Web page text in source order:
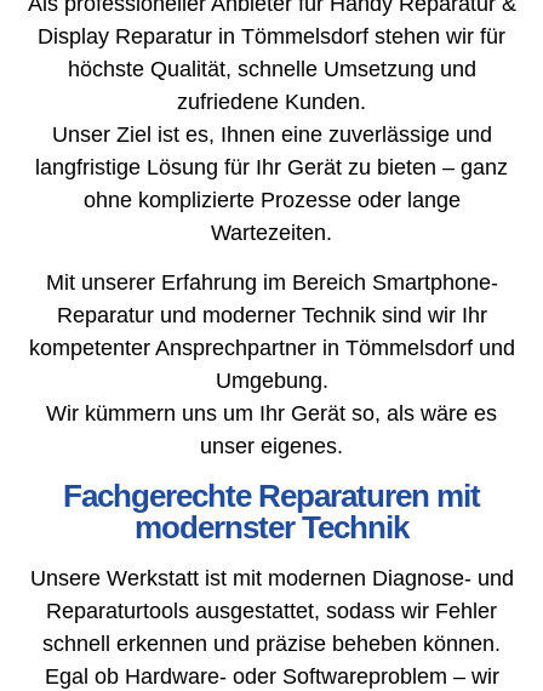
Display Reparatur in Tömmelsdorf stehen wir für
höchste Qualität, schnelle Umsetzung und
zufriedene Kunden.
Unser Ziel ist es, Ihnen eine zuverlässige und
langfristige Lösung für Ihr Gerät zu bieten – ganz
ohne komplizierte Prozesse oder lange
Wartezeiten.
Mit unserer Erfahrung im Bereich Smartphone-
Reparatur und moderner Technik sind wir Ihr
kompetenter Ansprechpartner in Tömmelsdorf und
Umgebung.
Wir kümmern uns um Ihr Gerät so, als wäre es
unser eigenes.
Fachgerechte Reparaturen mit
modernster Technik
Unsere Werkstatt ist mit modernen Diagnose- und
Reparaturtools ausgestattet, sodass wir Fehler
schnell erkennen und präzise beheben können.
Egal ob Hardware- oder Softwareproblem – wir